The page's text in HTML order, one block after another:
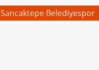
Sancaktepe Belediyespor